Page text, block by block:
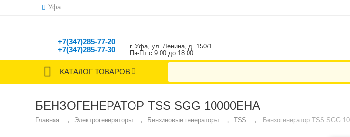
Уфа
+7(347)285-77-20
+7(347)285-77-30
г. Уфа, ул. Ленина, д. 150/1
Пн-Пт с 9:00 до 18:00
КАТАЛОГ ТОВАРОВ
БЕНЗОГЕНЕРАТОР TSS SGG 10000EHA
Главная Электрогенераторы Бензиновые генераторы TSS Бензогенератор TSS SGG